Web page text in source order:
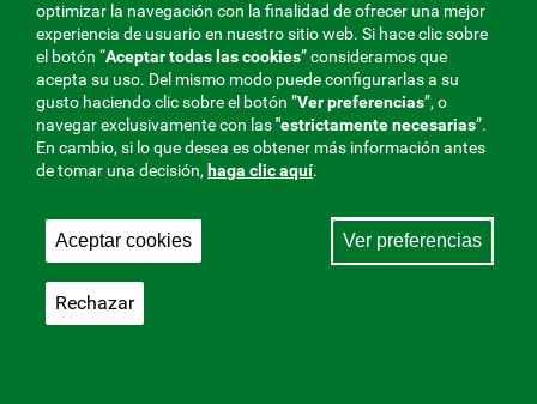
Servicio gratuito de atención permanente
Red de centros de atención
Biblioteca digital
optimizar la navegación con la finalidad de ofrecer una mejor
experiencia de usuario en nuestro sitio web. Si hace clic sobre
el botón “Aceptar todas las cookies” consideramos que
acepta su uso. Del mismo modo puede configurarlas a su
gusto haciendo clic sobre el botón ”Ver preferencias”, o
navegar exclusivamente con las"estrictamentenecesarias”.
En cambio, si lo que desea es obtener más información antes
de tomar una decisión, haga clic aquí.
Aceptar cookies Ver preferencias
Rechazar